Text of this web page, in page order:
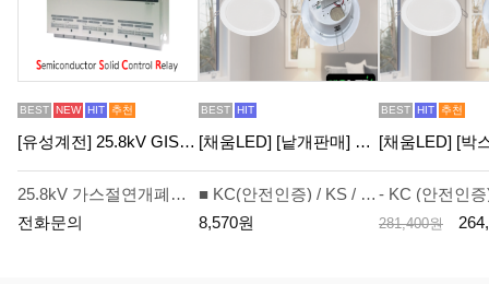
BEST NEW HIT 추천
[유성계전] 25.8kV GIS용 반도체소자 제어 릴레이 KIT (YSSR-0230) - 견적전용제품
25.8kV 가스절연개폐기(GIS, Gas Insulated Switchgear)의 현장제어반 (LCP, Local Control Panel) 기능을 고속 PLC(Programmable Logic Controller) 화하여 전력용 반도체 소자와 밀폐형 릴레이를 결합한 Hybrid형으로 기존의 가스절연개폐장치에 사용되는 보조 계전기의 단점을 개선한 Kit형 제품.
판
전화문의
BEST HIT
[채움LED] [낱개판매] 100% 국산6인치 led다운라이트 씨피엔텍 고효율 친환경 인증제품 욕실조명 천정조명
■ KC(안전인증) / KS / 고효율 / 친환경 인증제품 ■ 입체적인 방열 시스템 적용 및 내구성이 우수한 구조
판
8,570원
BEST HIT 추천
시
281,400원
판